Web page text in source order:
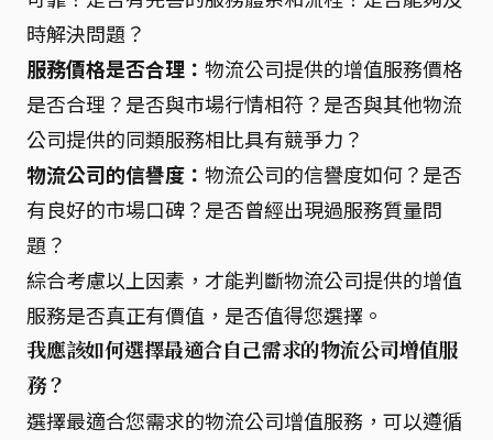
時解決問題？
服務價格是否合理： 物流公司提供的增值服務價格
是否合理？是否與市場行情相符？是否與其他物流
公司提供的同類服務相比具有競爭力？
物流公司的信譽度： 物流公司的信譽度如何？是否
有良好的市場口碑？是否曾經出現過服務質量問
題？
綜合考慮以上因素，才能判斷物流公司提供的增值
服務是否真正有價值，是否值得您選擇。
我應該如何選擇最適合自己需求的物流公司增值服
務？
選擇最適合您需求的物流公司增值服務，可以遵循